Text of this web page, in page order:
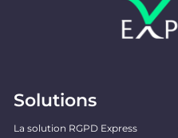
Solutions
La solution RGPD Express